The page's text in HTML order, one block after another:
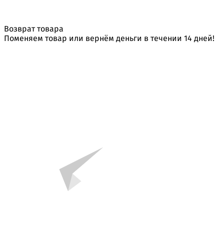
Возврат товара
Поменяем товар или вернём деньги в течении 14 дней!